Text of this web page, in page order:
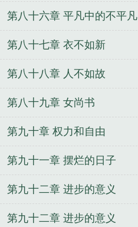
第八十六章 平凡中的不平凡
第八十七章 衣不如新
第八十八章 人不如故
第八十九章 女尚书
第九十章 权力和自由
第九十一章 摆烂的日子
第九十二章 进步的意义
第九十二章 进步的意义